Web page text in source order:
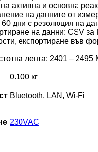
активна и основна
на данните от
60 дни с резолюция на
на данни: CSV за
експортиране във
лента: 2401 – 2495
0.100 кг
Bluetooth, LAN, Wi-Fi
230VAC